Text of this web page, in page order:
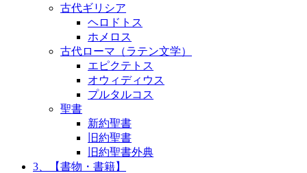
古代ギリシア
ヘロドトス
ホメロス
古代ローマ（ラテン文学）
エピクテトス
オウィディウス
プルタルコス
聖書
新約聖書
旧約聖書
旧約聖書外典
3、【書物・書籍】